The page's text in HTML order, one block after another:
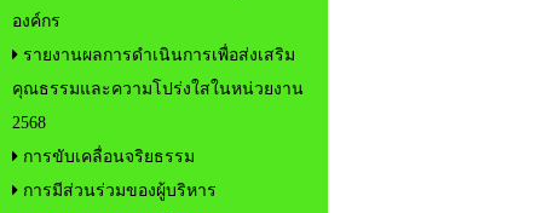
องค์กร
รายงานผลการดำเนินการเพื่อส่งเสริม
คุณธรรมและความโปร่งใสในหน่วยงาน
2568
การขับเคลื่อนจริยธรรม
การมีส่วนร่วมของผู้บริหาร